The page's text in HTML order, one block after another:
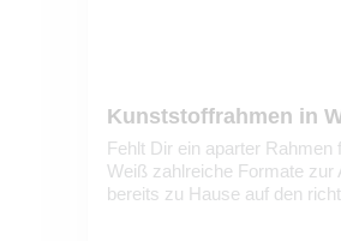
Kunststoffrahmen in
Fehlt Dir ein aparter
Weiß zahlreiche Formate zur
bereits zu Hause auf den